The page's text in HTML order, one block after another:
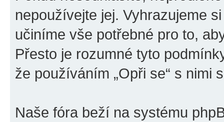
nepoužívejte jej. Vyhrazujeme
učiníme vše potřebné pro to,
Přesto je rozumné tyto
že používáním „Opři se“ s nimi
Naše fóra beží na systému